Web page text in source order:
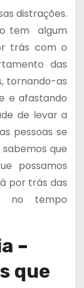
distrações.
tem algum
trás com o
das
tornando-as
e afastando
de levar a
pessoas se
que
possamos
por trás das
no tempo
–
que